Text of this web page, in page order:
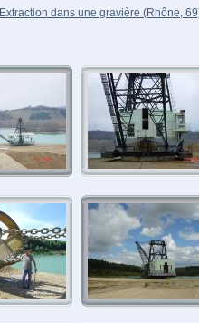
Extraction dans une gravière (Rhône,